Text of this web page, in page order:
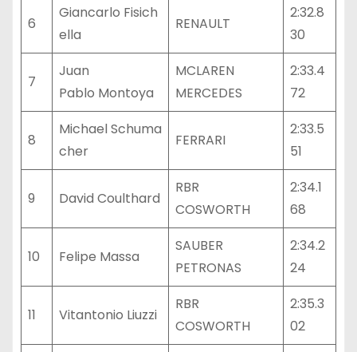
6
Giancarlo Fisich
ella
RENAULT
2:32.8
30
7
Juan
Pablo Montoya
MCLAREN
MERCEDES
2:33.4
72
8
Michael Schuma
cher
FERRARI
2:33.5
51
9 David Coulthard
RBR
COSWORTH
2:34.1
68
10 Felipe Massa
SAUBER
PETRONAS
2:34.2
24
11 Vitantonio Liuzzi
RBR
COSWORTH
2:35.3
02